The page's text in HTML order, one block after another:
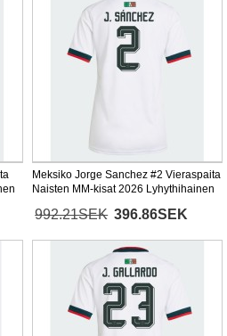
Meksiko Jorge Sanchez #2 Vieraspaita
Naisten MM-kisat 2026 Lyhythihainen
992.21SEK 396.86SEK